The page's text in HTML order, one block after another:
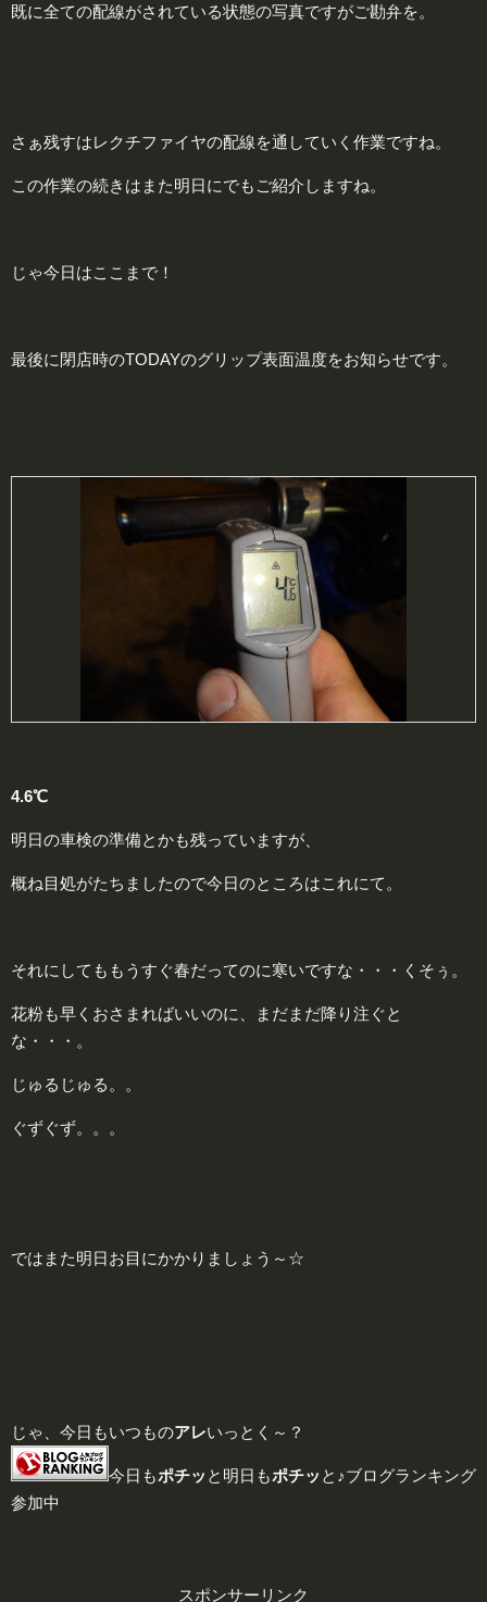
既に全ての配線がされている状態の写真ですがご勘弁を。
さぁ残すはレクチファイヤの配線を通していく作業ですね。
この作業の続きはまた明日にでもご紹介しますね。
じゃ今日はここまで！
最後に閉店時のTODAYのグリップ表面温度をお知らせです。
4.6℃
明日の車検の準備とかも残っていますが、
概ね目処がたちましたので今日のところはこれにて。
それにしてももうすぐ春だってのに寒いですな・・・くそぅ。
花粉も早くおさまればいいのに、まだまだ降り注ぐと
な・・・。
じゅるじゅる。。
ぐずぐず。。。
ではまた明日お目にかかりましょう～☆
じゃ、今日もいつものアレいっとく～？
今日もポチッ と明日もポチッ と♪ブログランキング
参加中
スポンサーリンク